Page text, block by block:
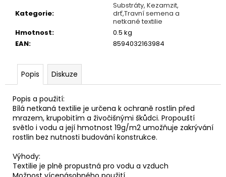
Kategorie:
Substráty, Kezamzit,
drť,Travní semena a
netkané textilie
Hmotnost:
0.5 kg
EAN: 8594032163984
Popis Diskuze
Popis a použití:
Bílá netkaná textilie je určena k ochraně rostlin před
mrazem, krupobitím a živočišnými škůdci. Propouští
světlo i vodu a její hmotnost 19g/m2 umožňuje zakrývání
rostlin bez nutnosti budování konstrukce.
Výhody:
Textilie je plně propustná pro vodu a vzduch
24